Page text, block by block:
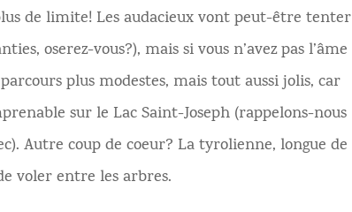
de limite! Les audacieux vont peut-être tenter
oserez-vous?), mais si vous n’avez pas l’âme
plus modestes, mais tout aussi jolis, car
sur le Lac Saint-Joseph (rappelons-nous
Autre coup de coeur? La tyrolienne, longue de
voler entre les arbres.